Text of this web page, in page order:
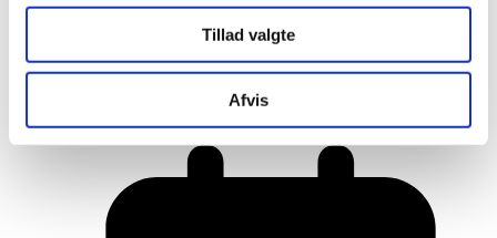
Tillad valgte
Afvis
Her er alle vinderne fra årets Danish
Rainbow Awards